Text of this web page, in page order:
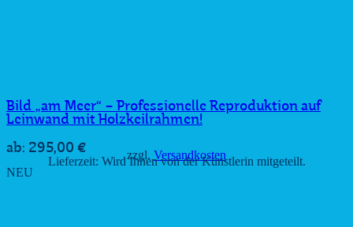
Bild „am Meer“ – Professionelle Reproduktion auf
Leinwand mit Holzkeilrahmen!
ab: 295,00 € zzgl. Versandkosten
Lieferzeit: Wird Ihnen von der Künstlerin mitgeteilt.
NEU